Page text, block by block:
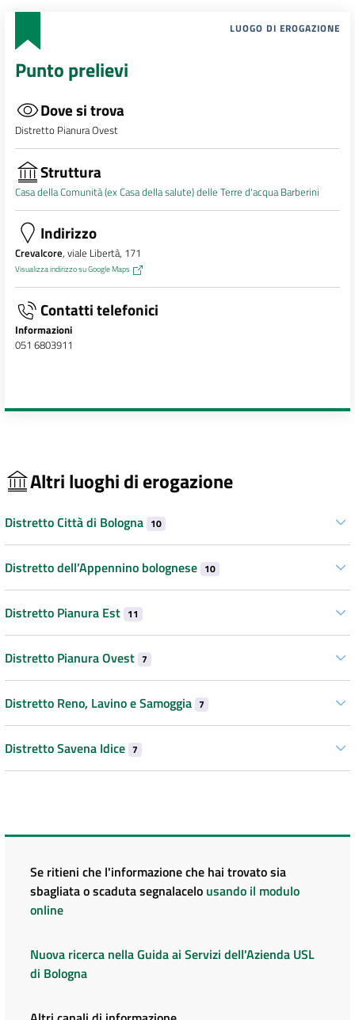
LUOGO DI EROGAZIONE
Punto prelievi
Dove si trova
Distretto Pianura Ovest
Struttura
Casa della Comunità (ex Casa della salute) delle Terre d'acqua Barberini
Indirizzo
Crevalcore, viale Libertà, 171
Visualizza indirizzo su Google Maps
Contatti telefonici
Informazioni
051 6803911
Altri luoghi di erogazione
Distretto Città di Bologna 10
Distretto dell’Appennino bolognese 10
Distretto Pianura Est 11
Distretto Pianura Ovest 7
Distretto Reno, Lavino e Samoggia 7
Distretto Savena Idice 7
Se ritieni che l'informazione che hai trovato sia
sbagliata o scaduta segnalacelo usando il modulo
online
Nuova ricerca nella Guida ai Servizi dell'Azienda USL
di Bologna